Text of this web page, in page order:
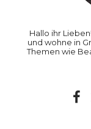
Hallo ihr
und wohne in
Themen wie